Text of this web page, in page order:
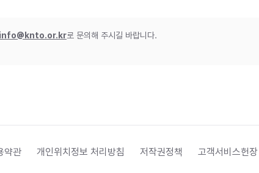
로 문의해 주시길 바랍니다.
약관 개인위치정보 처리방침 저작권정책 고객서비스헌장